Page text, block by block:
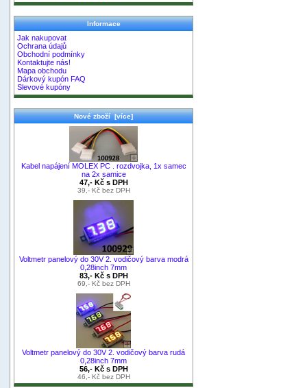
Informace
Jak nakupovat
Ochrana údajů
Obchodní podmínky
Kontaktujte nás!
Mapa obchodu
Dárkový kupón FAQ
Slevové kupóny
Nové zboží [více]
Kabel napájení MOLEX PC . rozdvojka, 1x samec
na 2x samice
47,- Kč s DPH
39,- Kč bez DPH
Voltmetr panelový do 30V 2. vodičový barva modrá
0,28inch 7mm
83,- Kč s DPH
69,- Kč bez DPH
Voltmetr panelový do 30V 2. vodičový barva rudá
0,28inch 7mm
56,- Kč s DPH
46,- Kč bez DPH